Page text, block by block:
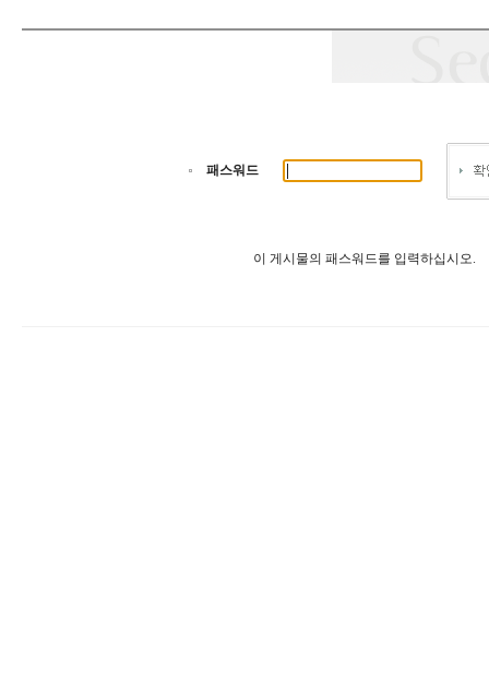
패스워드
이 게시물의 패스워드를 입력하십시오.